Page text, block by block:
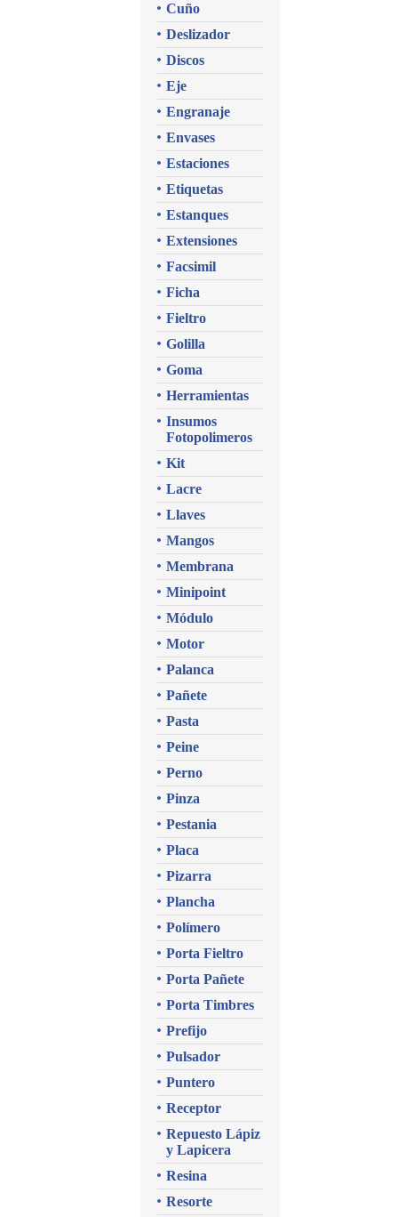
Cuño
Deslizador
Discos
Eje
Engranaje
Envases
Estaciones
Etiquetas
Estanques
Extensiones
Facsimil
Ficha
Fieltro
Golilla
Goma
Herramientas
Insumos
Fotopolimeros
Kit
Lacre
Llaves
Mangos
Membrana
Minipoint
Módulo
Motor
Palanca
Pañete
Pasta
Peine
Perno
Pinza
Pestania
Placa
Pizarra
Plancha
Polímero
Porta Fieltro
Porta Pañete
Porta Timbres
Prefijo
Pulsador
Puntero
Receptor
Repuesto Lápiz
y Lapicera
Resina
Resorte